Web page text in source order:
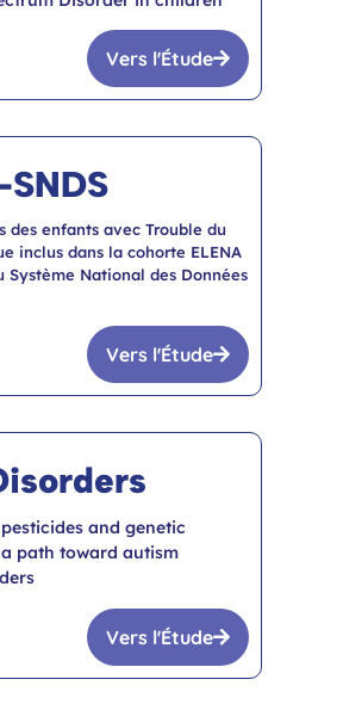
Vers l'Étude
des enfants avec Trouble du
inclus dans la cohorte ELENA
Système National des Données
Vers l'Étude
and genetic
path toward autism
Vers l'Étude